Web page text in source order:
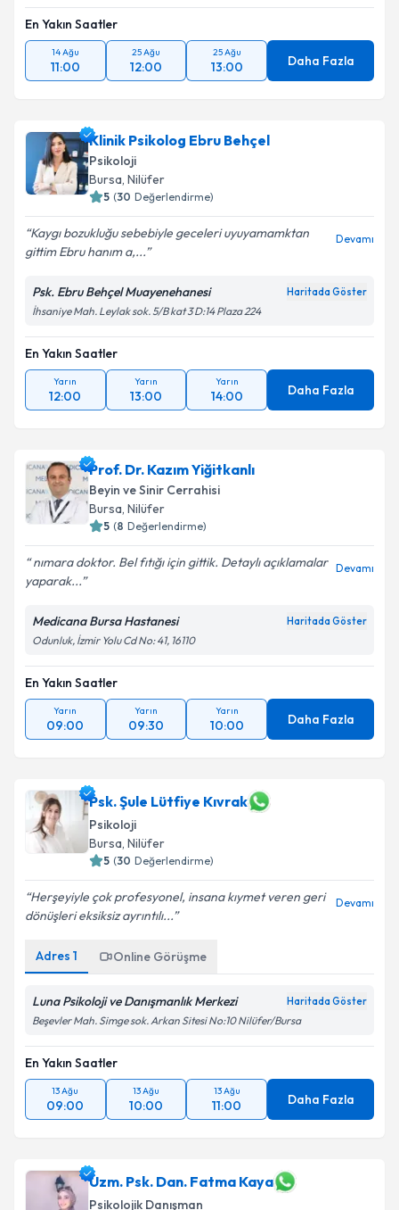
En Yakın Saatler
14 Ağu
11:00
25 Ağu
12:00
25 Ağu
13:00 Daha Fazla
Klinik Psikolog Ebru Behçel
Psikoloji
Bursa, Nilüfer
5 (30 Değerlendirme)
Kaygı bozukluğu sebebiyle geceleri uyuyamamktan
gittim Ebru hanım a,...
Devamı
Psk. Ebru Behçel Muayenehanesi Haritada Göster
İhsaniye Mah. Leylak sok. 5/B kat 3 D:14 Plaza 224
En Yakın Saatler
Yarın
12:00
Yarın
13:00
Yarın
14:00 Daha Fazla
Prof. Dr. Kazım Yiğitkanlı
Beyin ve Sinir Cerrahisi
Bursa, Nilüfer
5 (8 Değerlendirme)
nımara doktor. Bel fıtığı için gittik. Detaylı açıklamalar
yaparak...
Devamı
Medicana Bursa Hastanesi Haritada Göster
Odunluk, İzmir Yolu Cd No: 41, 16110
En Yakın Saatler
Yarın
09:00
Yarın
09:30
Yarın
10:00 Daha Fazla
Psk. Şule Lütfiye Kıvrak
Psikoloji
Bursa, Nilüfer
5 (30 Değerlendirme)
Herşeyiyle çok profesyonel, insana kıymet veren geri
dönüşleri eksiksiz ayrıntılı...
Devamı
Adres 1 Online Görüşme
Luna Psikoloji ve Danışmanlık Merkezi Haritada Göster
Beşevler Mah. Simge sok. Arkan Sitesi No:10 Nilüfer/Bursa
En Yakın Saatler
13 Ağu
09:00
13 Ağu
10:00
13 Ağu
11:00 Daha Fazla
Uzm. Psk. Dan. Fatma Kaya
Psikolojik Danışman